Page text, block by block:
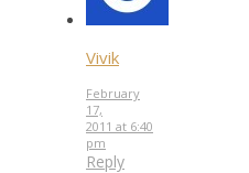
Vivik
February
17,
2011 at 6:40
pm
Reply